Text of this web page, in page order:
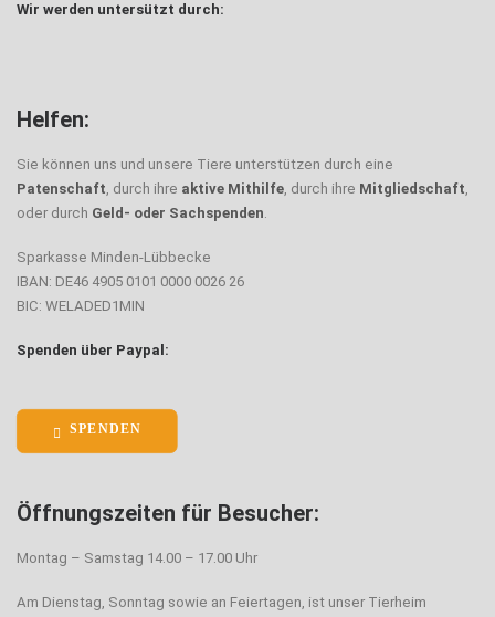
Wir werden untersützt durch:
Helfen:
Sie können uns und unsere Tiere unterstützen durch eine
Patenschaft, durch ihre aktive Mithilfe, durch ihre Mitgliedschaft,
oder durch Geld- oder Sachspenden.
Sparkasse Minden-Lübbecke
IBAN: DE46 4905 0101 0000 0026 26
BIC: WELADED1MIN
Spenden über Paypal:
SPENDEN
Öffnungszeiten für Besucher:
Montag – Samstag 14.00 – 17.00 Uhr
Am Dienstag, Sonntag sowie an Feiertagen, ist unser Tierheim